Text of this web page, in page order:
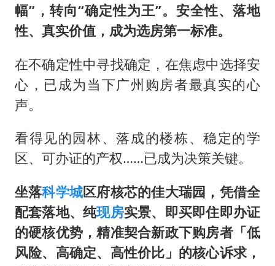
幅”，转向“确定性为王”。安全性、落地
性、真实价值，成为选房第一标准。
在不确定性中寻找确定，在焦虑中选择安
心，已成为当下广州购房者最真实的心
声。
看得见的园林、落成的楼栋、稳定的学
区、可办证的产权……已成为决策关键。
坐落科学城区府核芯的佳大瑞园，凭借全
配套落地、纯现房实景、即买即住即办证
的硬核优势，精准契合新政下购房者「低
风险、高确定、高性价比」的核心诉求，